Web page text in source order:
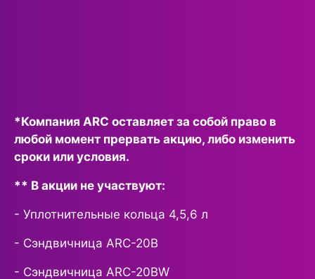
*Компания ARC оставляет за собой право в
любой момент прервать акцию, либо изменить
сроки или условия.
** В акции не участвуют:
- Уплотнительные кольца 4,5,6 л
- Сэндвичница ARC-20B
- Сэндвичница ARC-20BW